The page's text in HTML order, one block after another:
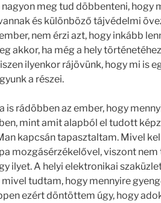
meg tud döbbenteni, hogy
és különböző tájvédelmi
nem érzi azt, hogy inkább
akkor, ha még a hely
ilyenkor rájövünk, hogy mi is
a részei.
is rádöbben az ember, hogy
mint amit alapból el tudott
kapcsán tapasztaltam. Mivel
mozgásérzékelővel, viszont nem
ilyet. A helyi elektronikai
tudtam, hogy mennyire
ezért döntöttem úgy, hogy